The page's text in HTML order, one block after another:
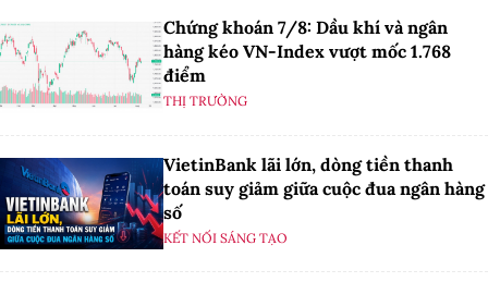
Chứng khoán 7/8: Dầu khí và ngân
hàng kéo VN-Index vượt mốc 1.768
điểm
THỊ TRƯỜNG
VietinBank lãi lớn, dòng tiền thanh
toán suy giảm giữa cuộc đua ngân hàng
số
KẾT NỐI SÁNG TẠO